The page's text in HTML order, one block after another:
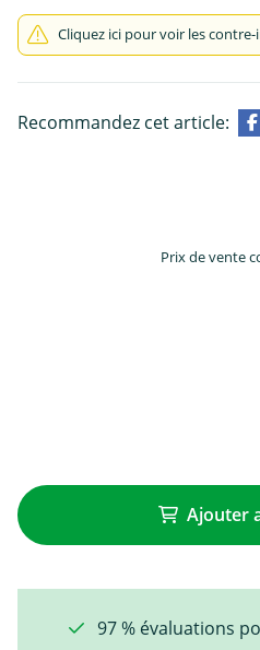
Cliquez ici pour voir les
Recommandez cet article:
Prix de vente
Ajouter
97 % évaluations